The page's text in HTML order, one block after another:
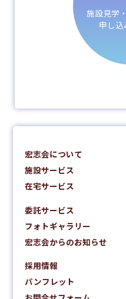
施設見学
申し
宏志会について
施設サービス
在宅サービス
委託サービス
フォトギャラリー
宏志会からのお知らせ
採用情報
パンフレット